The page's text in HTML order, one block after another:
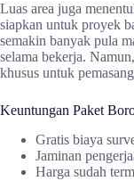
Luas area juga
siapkan untuk proyek
semakin banyak pula
selama bekerja.
khusus untuk
Keuntungan Paket
Gratis biaya
Jaminan
Harga sudah